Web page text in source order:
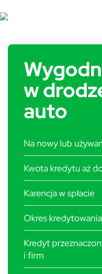
w
auto
Na nowy lub
Kwota kredytu aż
Karencja w spłacie
Okres
Kredyt
i firm